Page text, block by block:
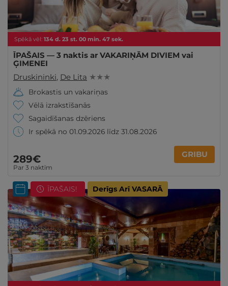
Spēkā vēl: 134 d. 23 st. 00 min. 46 sek.
ĪPAŠAIS — 3 naktis ar VAKARIŅĀM DIVIEM vai
ĢIMENEI
Druskininki, De Lita ★ ★ ★
Brokastis un vakariņas
Vēlā izrakstīšanās
Sagaidīšanas dzēriens
Ir spēkā no 01.09.2026 līdz 31.08.2026
289€
Par 3 naktīm
GRIBU
ĪPAŠAIS! Derīgs Arī VASARĀ